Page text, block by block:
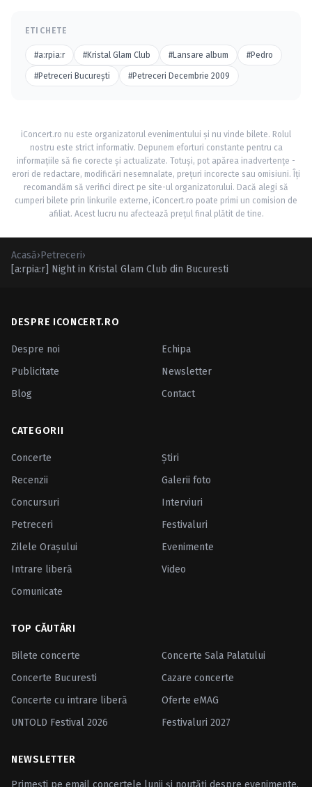
ETICHETE
#a:rpia:r #Kristal Glam Club #Lansare album #Pedro
#Petreceri Bucureşti #Petreceri Decembrie 2009
iConcert.ro nu este organizatorul evenimentului și nu vinde bilete. Rolul
nostru este strict informativ. Depunem eforturi constante pentru ca
informațiile să fie corecte și actualizate. Totuși, pot apărea inadvertențe -
erori de redactare, modificări nesemnalate, prețuri incorecte sau omisiuni. Îți
recomandăm să verifici direct pe site-ul organizatorului. Dacă alegi să
cumperi bilete prin linkurile externe, iConcert.ro poate primi un comision de
afiliat. Acest lucru nu afectează prețul final plătit de tine.
Acasă›Petreceri›
[a:rpia:r] Night in Kristal Glam Club din Bucuresti
DESPRE ICONCERT.RO
Despre noi
Echipa
Publicitate
Newsletter
Blog
Contact
CATEGORII
Concerte
Ştiri
Recenzii
Galerii foto
Concursuri
Interviuri
Petreceri
Festivaluri
Zilele Oraşului
Evenimente
Intrare liberă
Video
Comunicate
TOP CĂUTĂRI
Bilete concerte
Concerte Sala Palatului
Concerte Bucuresti
Cazare concerte
Concerte cu intrare liberă
Oferte eMAG
UNTOLD Festival 2026
Festivaluri 2027
NEWSLETTER
Primești pe email concertele lunii și noutăți despre evenimente.